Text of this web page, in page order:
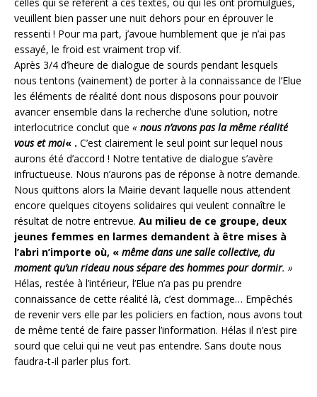
veuillent bien passer une nuit dehors pour en éprouver le
ressenti ! Pour ma part, j’avoue humblement que je n’ai pas
essayé, le froid est vraiment trop vif.
Après 3/4 d’heure de dialogue de sourds pendant lesquels
nous tentons (vainement) de porter à la connaissance de l’Elue
les éléments de réalité dont nous disposons pour pouvoir
avancer ensemble dans la recherche d’une solution, notre
interlocutrice conclut que « nous n’avons pas la même réalité
vous et moi« . C’est clairement le seul point sur lequel nous
aurons été d’accord ! Notre tentative de dialogue s’avère
infructueuse. Nous n’aurons pas de réponse à notre demande.
Nous quittons alors la Mairie devant laquelle nous attendent
encore quelques citoyens solidaires qui veulent connaître le
résultat de notre entrevue. Au milieu de ce groupe, deux
jeunes femmes en larmes demandent à être mises à
l’abri n’importe où, « même dans une salle collective, du
moment qu’un rideau nous sépare des hommes pour dormir. »
Hélas, restée à l’intérieur, l’Elue n’a pas pu prendre
connaissance de cette réalité là, c’est dommage… Empêchés
de revenir vers elle par les policiers en faction, nous avons tout
de même tenté de faire passer l’information. Hélas il n’est pire
sourd que celui qui ne veut pas entendre. Sans doute nous
faudra-t-il parler plus fort.